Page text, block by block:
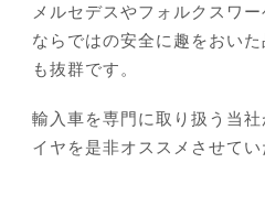
メルセデスやフォルクスワ
ならではの安全に趣をおい
も抜群です。
輸入車を専門に取り扱う当
イヤを是非オススメさせてい